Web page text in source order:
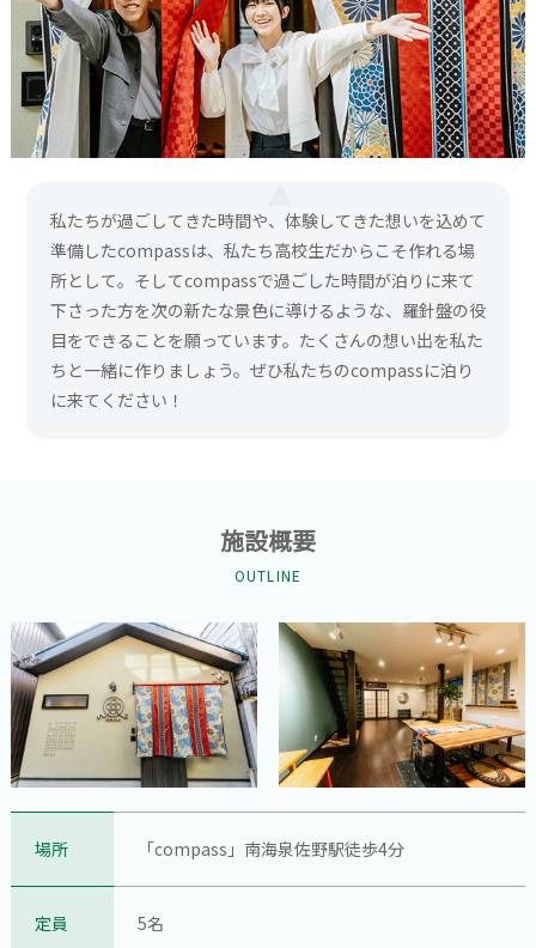
私たちが過ごしてきた時間や、体験してきた想いを込めて
準備したcompassは、私たち高校生だからこそ作れる場
所として。そしてcompassで過ごした時間が泊りに来て
下さった方を次の新たな景色に導けるような、羅針盤の役
目をできることを願っています。たくさんの想い出を私た
ちと一緒に作りましょう。ぜひ私たちのcompassに泊り
に来てください！
施設概要
OUTLINE
場所 「compass」南海泉佐野駅徒歩4分
定員 5名